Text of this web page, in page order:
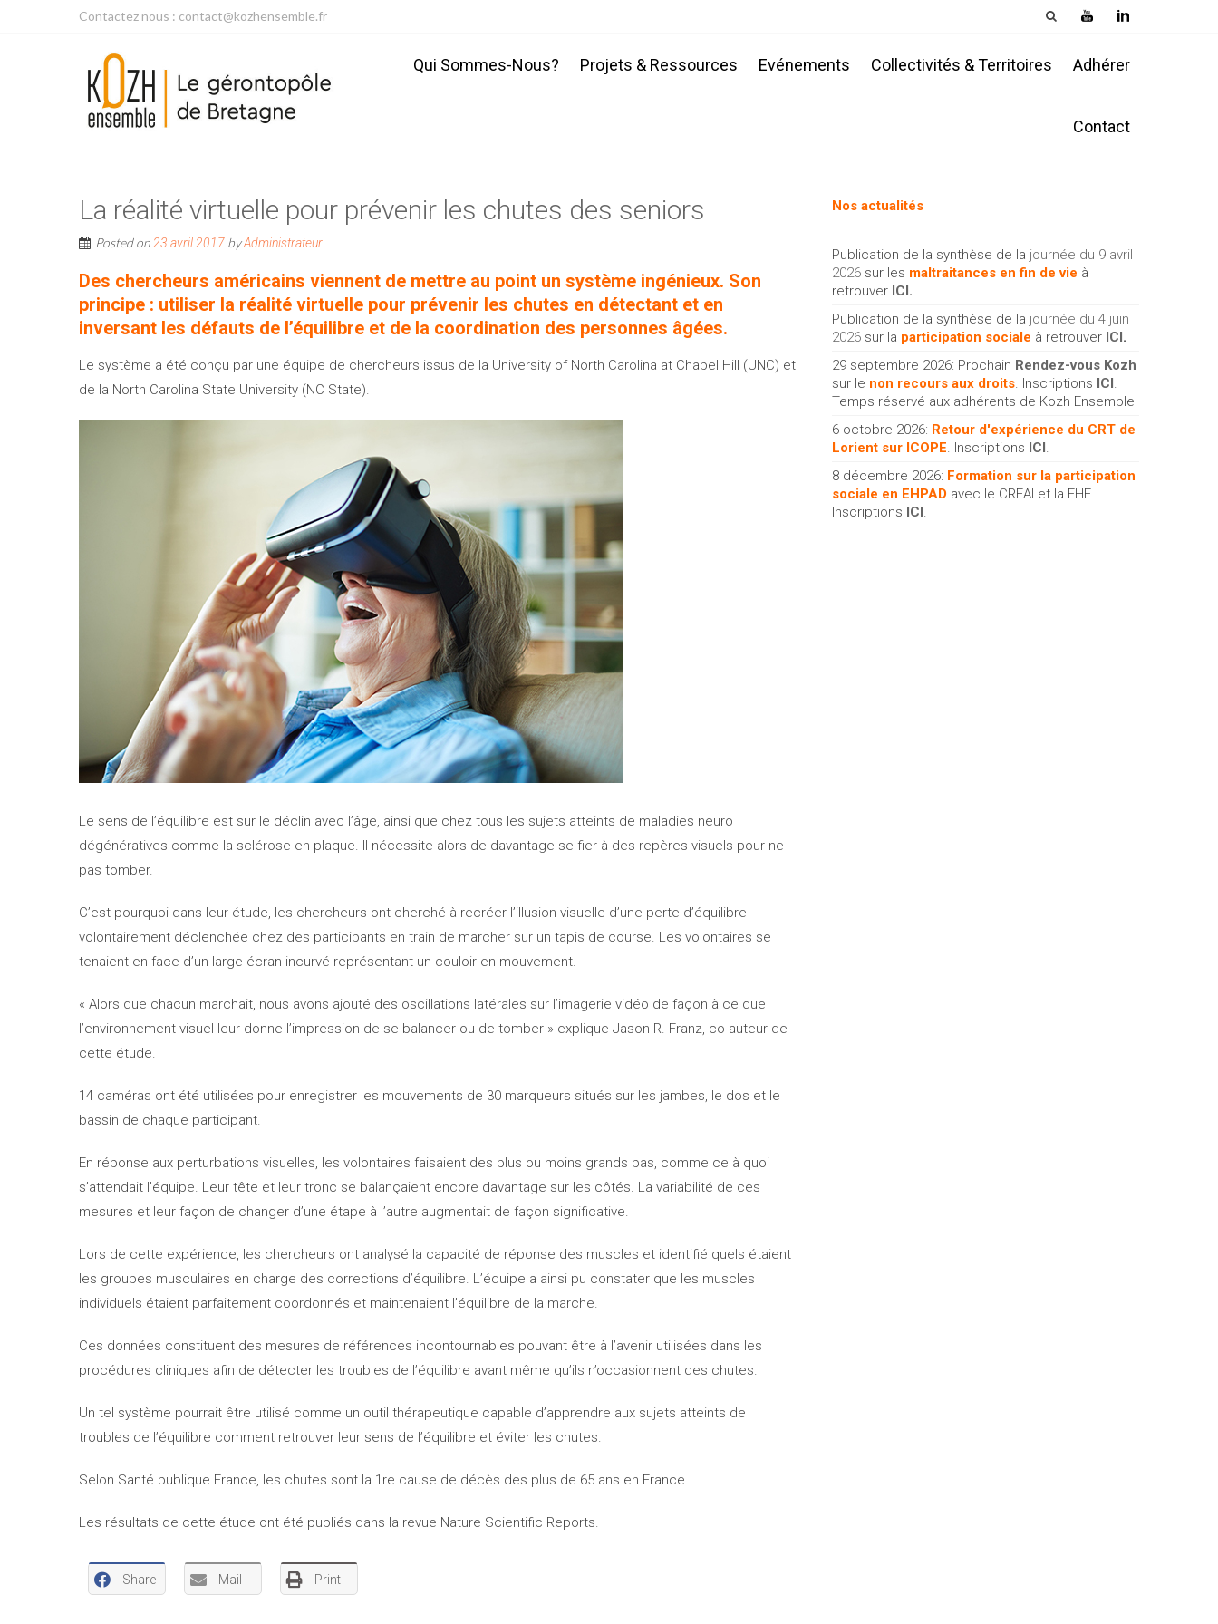
Contactez nous : contact@kozhensemble.fr
Qui Sommes-Nous? Projets & Ressources Evénements Collectivités & Territoires Adhérer
Contact
La réalité virtuelle pour prévenir les chutes des seniors
Posted on 23 avril 2017 byAdministrateur
Des chercheurs américains viennent de mettre au point un système ingénieux. Son
principe : utiliser la réalité virtuelle pour prévenir les chutes en détectant et en
inversant les défauts de l’équilibre et de la coordination des personnes âgées.
Le système a été conçu par une équipe de chercheurs issus de la University of North Carolina at Chapel Hill (UNC) et
de la North Carolina State University (NC State).
Le sens de l’équilibre est sur le déclin avec l’âge, ainsi que chez tous les sujets atteints de maladies neuro
dégénératives comme la sclérose en plaque. Il nécessite alors de davantage se fier à des repères visuels pour ne
pas tomber.
C’est pourquoi dans leur étude, les chercheurs ont cherché à recréer l’illusion visuelle d’une perte d’équilibre
volontairement déclenchée chez des participants en train de marcher sur un tapis de course. Les volontaires se
tenaient en face d’un large écran incurvé représentant un couloir en mouvement.
« Alors que chacun marchait, nous avons ajouté des oscillations latérales sur l’imagerie vidéo de façon à ce que
l’environnement visuel leur donne l’impression de se balancer ou de tomber » explique Jason R. Franz, co-auteur de
cette étude.
14 caméras ont été utilisées pour enregistrer les mouvements de 30 marqueurs situés sur les jambes, le dos et le
bassin de chaque participant.
En réponse aux perturbations visuelles, les volontaires faisaient des plus ou moins grands pas, comme ce à quoi
s’attendait l’équipe. Leur tête et leur tronc se balançaient encore davantage sur les côtés. La variabilité de ces
mesures et leur façon de changer d’une étape à l’autre augmentait de façon significative.
Lors de cette expérience, les chercheurs ont analysé la capacité de réponse des muscles et identifié quels étaient
les groupes musculaires en charge des corrections d’équilibre. L’équipe a ainsi pu constater que les muscles
individuels étaient parfaitement coordonnés et maintenaient l’équilibre de la marche.
Ces données constituent des mesures de références incontournables pouvant être à l’avenir utilisées dans les
procédures cliniques afin de détecter les troubles de l’équilibre avant même qu’ils n’occasionnent des chutes.
Un tel système pourrait être utilisé comme un outil thérapeutique capable d’apprendre aux sujets atteints de
troubles de l’équilibre comment retrouver leur sens de l’équilibre et éviter les chutes.
Selon Santé publique France, les chutes sont la 1re cause de décès des plus de 65 ans en France.
Les résultats de cette étude ont été publiés dans la revue Nature Scientific Reports.
Share Mail Print
Nos actualités
Publication de la synthèse de la journée du 9 avril
2026sur les maltraitances en fin de vie à
retrouver ICI.
Publication de la synthèse de la journée du 4 juin
2026sur la participation sociale à retrouver ICI.
29 septembre 2026: Prochain Rendez-vous Kozh
sur le non recours aux droits. Inscriptions ICI.
Temps réservé aux adhérents de Kozh Ensemble
6 octobre 2026: Retour d'expérience du CRT de
Lorient sur ICOPE. Inscriptions ICI.
8 décembre 2026: Formation sur la participation
sociale en EHPADavec le CREAI et la FHF.
Inscriptions ICI.